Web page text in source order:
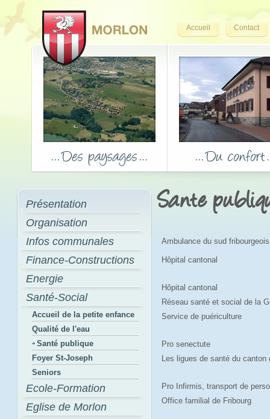
Accueil Contact
Présentation
Organisation
Infos communales
Finance-Constructions
Energie
Santé-Social
Accueil de la petite enfance
Qualité de l'eau
Santé publique
Foyer St-Joseph
Seniors
Ecole-Formation
Eglise de Morlon
Sante
Ambulance du sud fribourgeois
Hôpital cantonal
Hôpital cantonal
Réseau santé et social de la
Service de puériculture
Pro senectute
Les ligues de santé du canton
Pro Infirmis, transport de
Office familial de Fribourg